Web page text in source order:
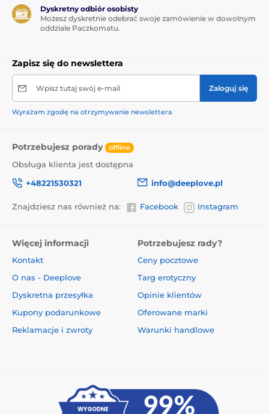
Dyskretny odbiór osobisty
Możesz dyskretnie odebrać swoje zamówienie w dowolnym
oddziale Paczkomatu.
Zapisz się do newslettera
Wpisz tutaj swój e-mail Zaloguj się
Wyrażam zgodę na otrzymywanie newslettera
Potrzebujesz porady offline
Obsługa klienta jest dostępna
+48221530321
info@deeplove.pl
Znajdziesz nas również na: Facebook Instagram
Więcej informacji
Kontakt
O nas - Deeplove
Dyskretna przesyłka
Kupony podarunkowe
Reklamacje i zwroty
Potrzebujesz rady?
Ceny pocztowe
Targ erotyczny
Opinie klientów
Oferowane marki
Warunki handlowe